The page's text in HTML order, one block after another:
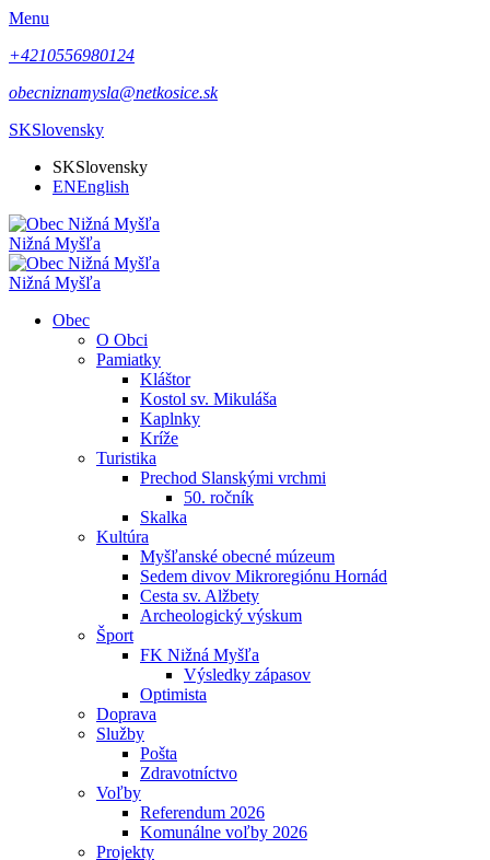
Menu
+4210556980124
obecniznamysla@netkosice.sk
SKSlovensky
SKSlovensky
ENEnglish
Nižná Myšľa
Nižná Myšľa
Obec
O Obci
Pamiatky
Kláštor
Kostol sv. Mikuláša
Kaplnky
Kríže
Turistika
Prechod Slanskými vrchmi
50. ročník
Skalka
Kultúra
Myšľanské obecné múzeum
Sedem divov Mikroregiónu Hornád
Cesta sv. Alžbety
Archeologický výskum
Šport
FK Nižná Myšľa
Výsledky zápasov
Optimista
Doprava
Služby
Pošta
Zdravotníctvo
Voľby
Referendum 2026
Komunálne voľby 2026
Projekty